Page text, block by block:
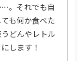
。それでも自
も何か食べた
どんやレトル
します！